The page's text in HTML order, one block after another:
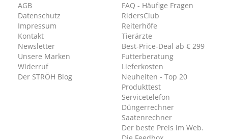
AGB
Datenschutz
Impressum
Kontakt
Newsletter
Unsere Marken
Widerruf
Der STRÖH Blog
FAQ - Häufige Fragen
RidersClub
Reiterhöfe
Tierärzte
Best-Price-Deal ab € 299
Futterberatung
Lieferkosten
Neuheiten - Top 20
Produkttest
Servicetelefon
Düngerrechner
Saatenrechner
Der beste Preis im Web.